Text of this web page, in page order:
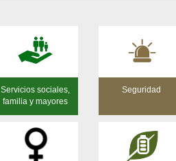
Servicios sociales,
familia y mayores
Seguridad